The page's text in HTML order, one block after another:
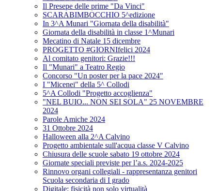
Il Presepe delle prime "Da Vinci"
SCARABIMBOCCHIO 5^edizione
In 3^A Munari "Giornata della disabilità"
Giornata della disabilità in classe 1^Munari
Mecatino di Natale 15 dicembre
PROGETTO #GIORNIfelici 2024
Al comitato genitori: Grazie!!!
Il "Munari" a Teatro Regio
Concorso "Un poster per la pace 2024"
I "Micenei" della 5^ Collodi
5^A Collodi "Progetto accoglienza"
"NEL BUIO... NON SEI SOLA" 25 NOVEMBRE
2024
Parole Amiche 2024
31 Ottobre 2024
Halloween alla 2^A Calvino
Progetto ambientale sull'acqua classe V Calvino
Chiusura delle scuole sabato 19 ottobre 2024
Giornate speciali previste per l’a.s. 2024-2025
Rinnovo organi collegiali - rappresentanza genitori
Scuola secondaria di I grado
Digitale: fisicità non solo virtualità